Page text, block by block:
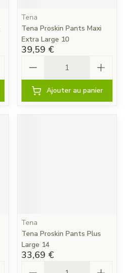
Tena
Tena Proskin Pants Maxi
Extra Large 10
39,59 €
Ajouter au panier
Tena
Tena Proskin Pants Plus
Large 14
33,69 €